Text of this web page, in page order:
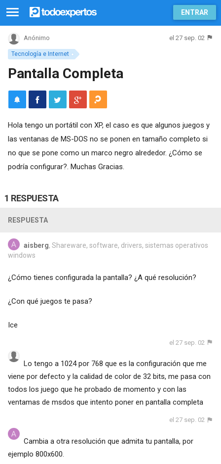
ENTRAR
Tecnología e Internet
Anónimo el 27 sep. 02
Pantalla Completa
Hola tengo un portátil con XP, el caso es que algunos juegos y
las ventanas de MS-DOS no se ponen en tamaño completo si
no que se pone como un marco negro alrededor. ¿Cómo se
podría configurar?. Muchas Gracias.
1 RESPUESTA
RESPUESTA
aisberg, Shareware, software, drivers, sistemas operativos
windows
¿Cómo tienes configurada la pantalla? ¿A qué resolución?
¿Con qué juegos te pasa?
Ice
el 27 sep. 02
Lo tengo a 1024 por 768 que es la configuración que me
viene por defecto y la calidad de color de 32 bits, me pasa con
todos los juego que he probado de momento y con las
ventamas de msdos que intento poner en pantalla completa
el 27 sep. 02
Cambia a otra resolución que admita tu pantalla, por
ejemplo 800x600.